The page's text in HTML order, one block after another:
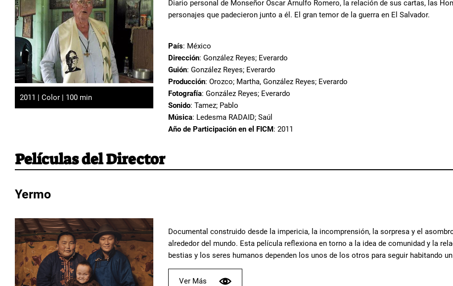
2011 | Color | 100 min
Diario personal de Monseñor Óscar Arnulfo Romero, la relación de sus cartas, las
personajes que padecieron junto a él. El gran temor de la guerra en El Salvador.
País: México
Dirección: González Reyes; Everardo
Guión: González Reyes; Everardo
Producción: Orozco; Martha, González Reyes; Everardo
Fotografía: González Reyes; Everardo
Sonido: Tamez; Pablo
Música: Ledesma RADAID; Saúl
Año de Participación en el FICM: 2011
Películas del Director
Yermo
Documental construido desde la impericia, la incomprensión, la sorpresa y el
alrededor del mundo. Esta película reflexiona en torno a la idea de comunidad y la
bestias y los seres humanos dependen los unos de los otros para seguir habitando
Ver Más